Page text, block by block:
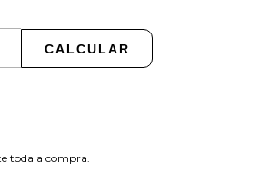
CALCULAR
toda a compra.